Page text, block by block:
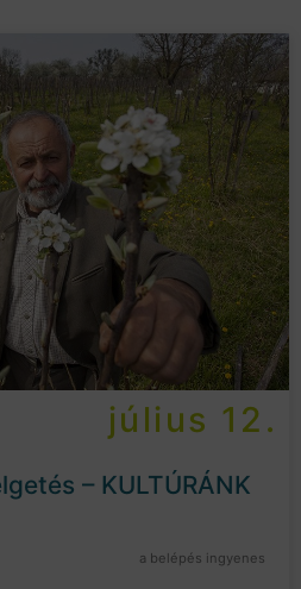
július 12.
– KULTÚRÁNK
a belépés ingyenes